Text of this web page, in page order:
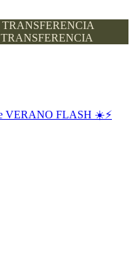
VERANO FLASH ☀️⚡️